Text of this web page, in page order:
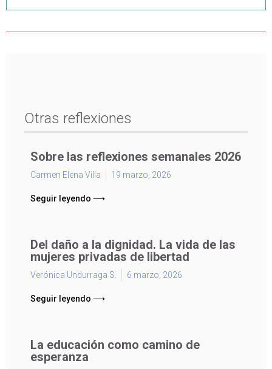
Otras reflexiones
Sobre las reflexiones semanales 2026
Carmen Elena Villa 19 marzo, 2026
Seguir leyendo ⟶
Del daño a la dignidad. La vida de las
mujeres privadas de libertad
Verónica Undurraga S. 6 marzo, 2026
Seguir leyendo ⟶
La educación como camino de
esperanza